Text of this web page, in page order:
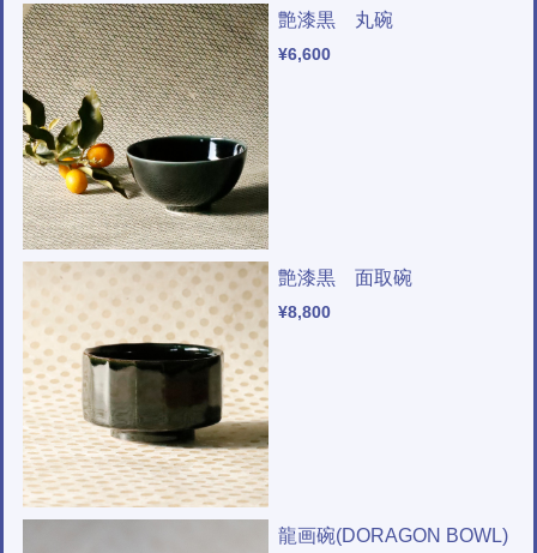
艶漆黒 丸碗
¥6,600
艶漆黒 面取碗
¥8,800
龍画碗(DORAGON BOWL)